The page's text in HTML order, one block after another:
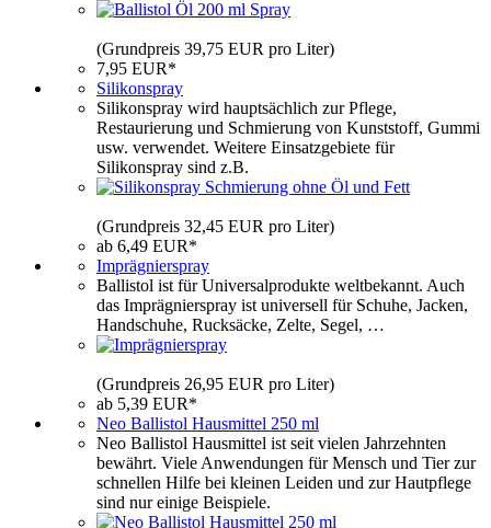
(Grundpreis 39,75 EUR pro Liter)
7,95 EUR*
Silikonspray
Silikonspray wird hauptsächlich zur Pflege,
Restaurierung und Schmierung von Kunststoff, Gummi
usw. verwendet. Weitere Einsatzgebiete für
Silikonspray sind z.B.
(Grundpreis 32,45 EUR pro Liter)
ab 6,49 EUR*
Imprägnierspray
Ballistol ist für Universalprodukte weltbekannt. Auch
das Imprägnierspray ist universell für Schuhe, Jacken,
Handschuhe, Rucksäcke, Zelte, Segel, …
(Grundpreis 26,95 EUR pro Liter)
ab 5,39 EUR*
Neo Ballistol Hausmittel 250 ml
Neo Ballistol Hausmittel ist seit vielen Jahrzehnten
bewährt. Viele Anwendungen für Mensch und Tier zur
schnellen Hilfe bei kleinen Leiden und zur Hautpflege
sind nur einige Beispiele.